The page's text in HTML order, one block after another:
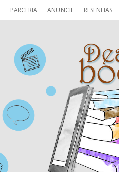
PARCERIA ANUNCIE RESENHAS